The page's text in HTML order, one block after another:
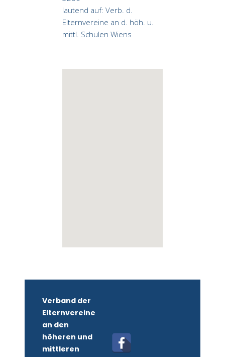
lautend auf: Verb. d.
Elternvereine an d. höh. u.
mittl. Schulen Wiens
Verband der
Elternvereine
an den
höheren und
mittleren